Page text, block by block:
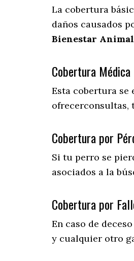
La cobertura
daños causados
Bienestar
Cobertura Médica
Esta cobertura se
ofrecerconsultas,
Cobertura por
Si tu perro se
asociados a la
Cobertura por
En caso de
y cualquier otro